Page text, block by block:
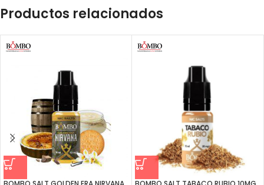
Productos relacionados